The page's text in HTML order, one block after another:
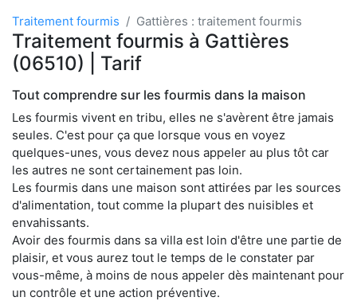
Traitement fourmis Gattières : traitement fourmis
Traitement fourmis à Gattières
(06510) | Tarif
Tout comprendre sur les fourmis dans la maison
Les fourmis vivent en tribu, elles ne s'avèrent être jamais
seules. C'est pour ça que lorsque vous en voyez
quelques-unes, vous devez nous appeler au plus tôt car
les autres ne sont certainement pas loin.
Les fourmis dans une maison sont attirées par les sources
d'alimentation, tout comme la plupart des nuisibles et
envahissants.
Avoir des fourmis dans sa villa est loin d'être une partie de
plaisir, et vous aurez tout le temps de le constater par
vous-même, à moins de nous appeler dès maintenant pour
un contrôle et une action préventive.